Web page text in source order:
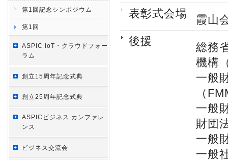
第1回記念シンポジウム
第1回
ASPIC IoT・クラウドフォー
ラム
創立15周年記念式典
創立25周年記念式典
ASPICビジネス カンファレ
ンス
ビジネス交流会
表彰式会場
霞山
後援
総務
機構
一般
（
一般
財団
一般
一般